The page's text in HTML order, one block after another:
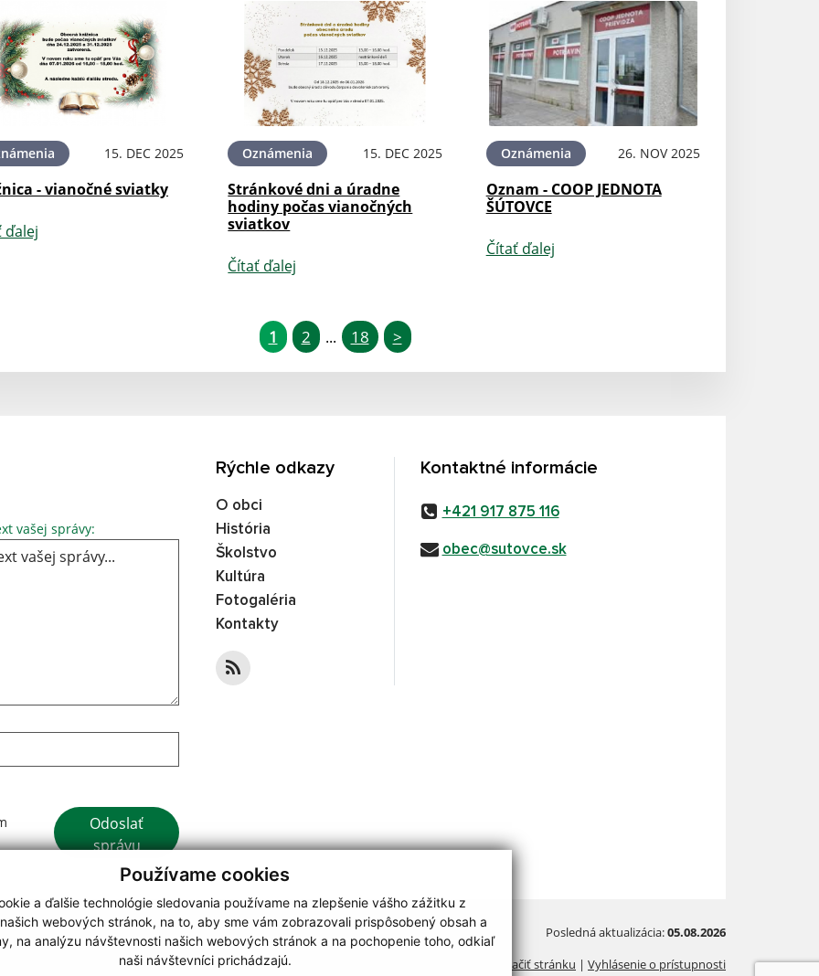
Používame cookies
a ďalšie technológie sledovania používame na zlepšenie vášho zážitku z
webových stránok, na to, aby sme vám zobrazovali prispôsobený obsah a
na analýzu návštevnosti našich webových stránok a na pochopenie toho, odkiaľ
naši návštevníci prichádzajú.
15. DEC 2025
- vianočné sviatky
ďalej
Oznámenia 15. DEC 2025
Stránkové dni a úradne
hodiny počas vianočných
sviatkov
Čítať ďalej
Oznámenia 26. NOV 2025
Oznam - COOP JEDNOTA
ŠÚTOVCE
Čítať ďalej
1 2 ... 18 >
vašej správy:
Odoslať
správu
Rýchle odkazy
O obci
História
Školstvo
Kultúra
Fotogaléria
Kontakty
Kontaktné informácie
+421 917 875 116
obec@sutovce.sk
Posledná aktualizácia:05.08.2026
Vytlačiť stránku | Vyhlásenie o prístupnosti
webdesign|